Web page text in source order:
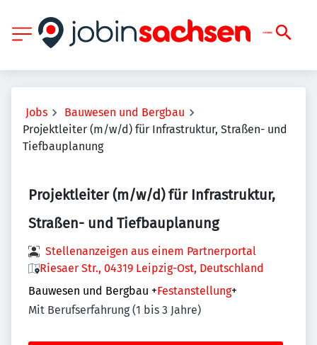
Jobs
Bauwesen und Bergbau
Projektleiter (m/w/d) für Infrastruktur, Straßen- und
Tiefbauplanung
Projektleiter (m/w/d) für Infrastruktur,
Straßen- und Tiefbauplanung
Stellenanzeigen aus einem Partnerportal
Riesaer Str., 04319 Leipzig-Ost, Deutschland
Bauwesen und Bergbau +Festanstellung+
Mit Berufserfahrung (1 bis 3 Jahre)